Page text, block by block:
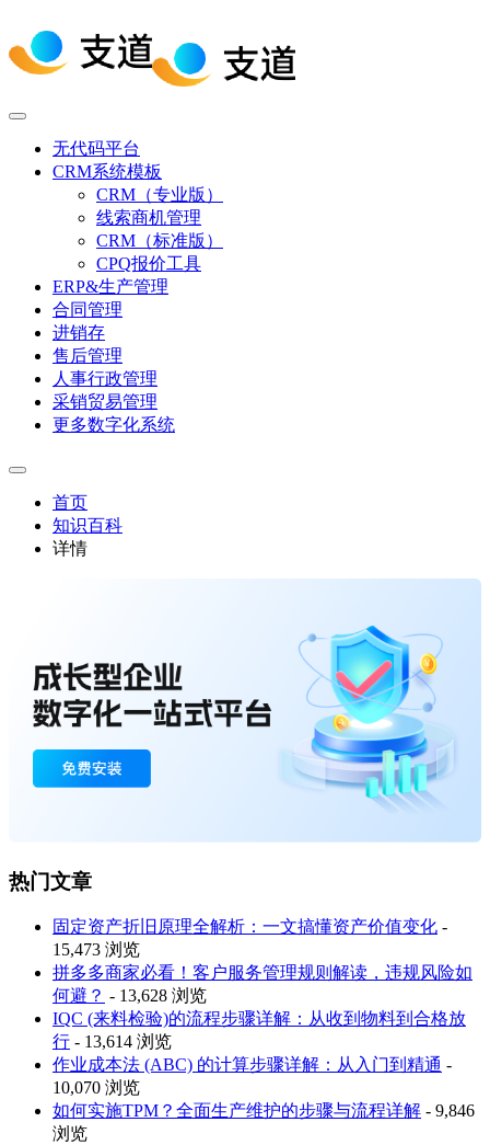
无代码平台
CRM系统模板
CRM（专业版）
线索商机管理
CRM（标准版）
CPQ报价工具
ERP&生产管理
合同管理
进销存
售后管理
人事行政管理
采销贸易管理
更多数字化系统
首页
知识百科
详情
热门文章
固定资产折旧原理全解析：一文搞懂资产价值变化 -
15,473 浏览
拼多多商家必看！客户服务管理规则解读，违规风险如
何避？ - 13,628 浏览
IQC (来料检验)的流程步骤详解：从收到物料到合格放
行 - 13,614 浏览
作业成本法 (ABC) 的计算步骤详解：从入门到精通 -
10,070 浏览
如何实施TPM？全面生产维护的步骤与流程详解 - 9,846
浏览